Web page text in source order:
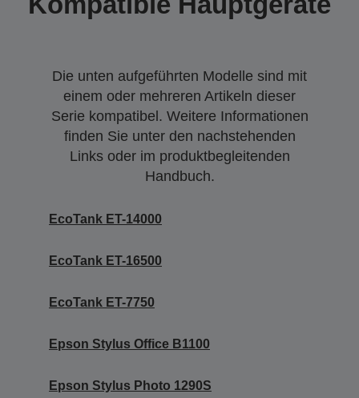
Die unten aufgeführten Modelle sind mit
einem oder mehreren Artikeln dieser
Serie kompatibel. Weitere Informationen
finden Sie unter den nachstehenden
Links oder im produktbegleitenden
Handbuch.
EcoTank ET-14000
EcoTank ET-16500
EcoTank ET-7750
Epson Stylus Office B1100
Epson Stylus Photo 1290S